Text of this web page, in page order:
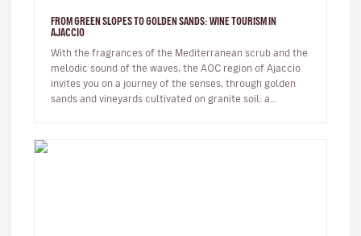
FROM GREEN SLOPES TO GOLDEN SANDS: WINE TOURISM IN
AJACCIO
With the fragrances of the Mediterranean scrub and the
melodic sound of the waves, the AOC region of Ajaccio
invites you on a journey of the senses, through golden
sands and vineyards cultivated on granite soil: a